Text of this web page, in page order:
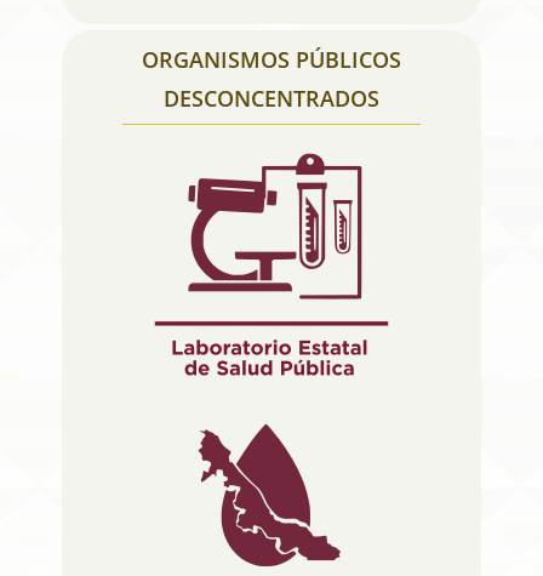
ORGANISMOS PÚBLICOS
DESCONCENTRADOS